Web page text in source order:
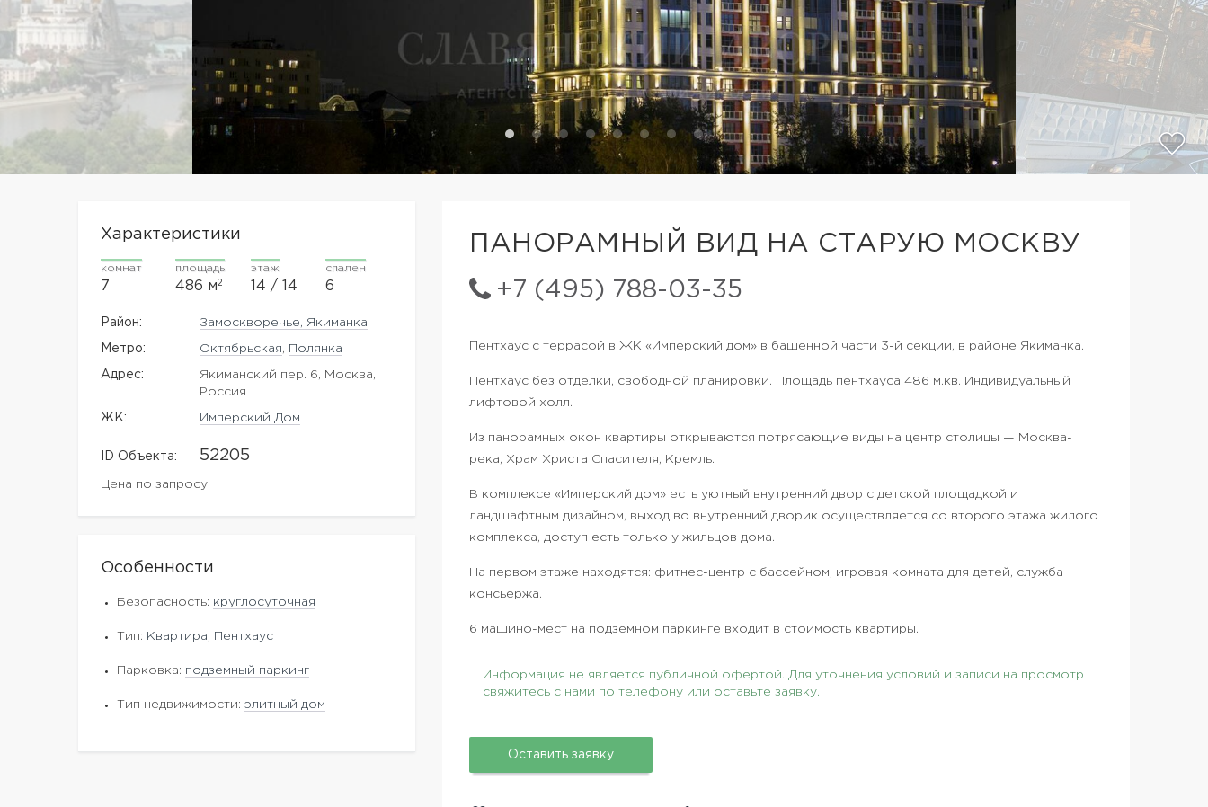
ПАНОРАМНЫЙ ВИД НА СТАРУЮ МОСКВУ
+7 (495) 788-03-35
Характеристики
комнат
7
площадь
486 м2
этаж
14 / 14
спален
6
Район: Замоскворечье, Якиманка
Метро: Октябрьская Полянка
Адрес:
Якиманский пер. 6, Москва,
Россия
ЖK: Имперский Дом
ID Объекта: 52205
Цена по запросу
Особенности
Безопасность: круглосуточная
Тип: Квартира Пентхаус
Парковка: подземный паркинг
Тип недвижимости: элитный дом
Пентхаус с террасой в ЖК «Имперский дом» в башенной части 3-й секции, в районе Якиманка.
Пентхаус без отделки, свободной планировки. Площадь пентхауса 486 м.кв. Индивидуальный
лифтовой холл.
Из панорамных окон квартиры открываются потрясающие виды на центр столицы — Москва-
река, Храм Христа Спасителя, Кремль.
В комплексе «Имперский дом» есть уютный внутренний двор с детской площадкой и
ландшафтным дизайном, выход во внутренний дворик осуществляется со второго этажа жилого
комплекса, доступ есть только у жильцов дома.
На первом этаже находятся: фитнес-центр с бассейном, игровая комната для детей, служба
консьержа.
6 машино-мест на подземном паркинге входит в стоимость квартиры.
Информация не является публичной офертой. Для уточнения условий и записи на просмотр
свяжитесь с нами по телефону или оставьте заявку.
Оставить заявку